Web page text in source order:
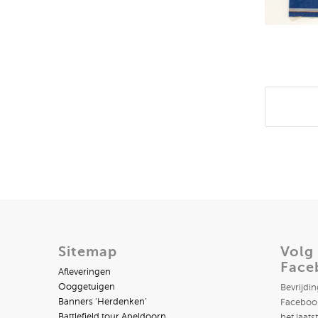
Sitemap
Afleveringen
Ooggetuigen
Banners ‘Herdenken’
Volg